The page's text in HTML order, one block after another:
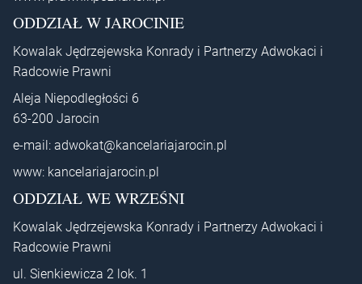
ODDZIAŁ W JAROCINIE
Kowalak Jędrzejewska Konrady i Partnerzy Adwokaci i
Radcowie Prawni
Aleja Niepodległości 6
63-200 Jarocin
e-mail: adwokat@kancelariajarocin.pl
www: kancelariajarocin.pl
ODDZIAŁ WE WRZEŚNI
Kowalak Jędrzejewska Konrady i Partnerzy Adwokaci i
Radcowie Prawni
ul. Sienkiewicza 2 lok. 1